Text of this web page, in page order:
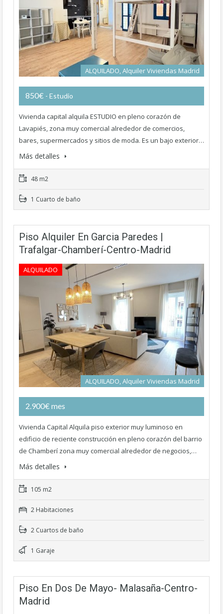
ALQUILADO, Alquiler Viviendas Madrid
850€ - Estudio
Vivienda capital alquila ESTUDIO en pleno corazón de
Lavapiés, zona muy comercial alrededor de comercios,
bares, supermercados y sitios de moda. Es un bajo exterior…
Más detalles
48 m2
1 Cuarto de baño
Piso Alquiler En Garcia Paredes |
Trafalgar-Chamberí-Centro-Madrid
ALQUILADO
ALQUILADO, Alquiler Viviendas Madrid
2.900€ mes
Vivienda Capital Alquila piso exterior muy luminoso en
edificio de reciente construcción en pleno corazón del barrio
de Chamberí zona muy comercial alrededor de negocios,…
Más detalles
105 m2
2 Habitaciones
2 Cuartos de baño
1 Garaje
Piso En Dos De Mayo- Malasaña-Centro-
Madrid